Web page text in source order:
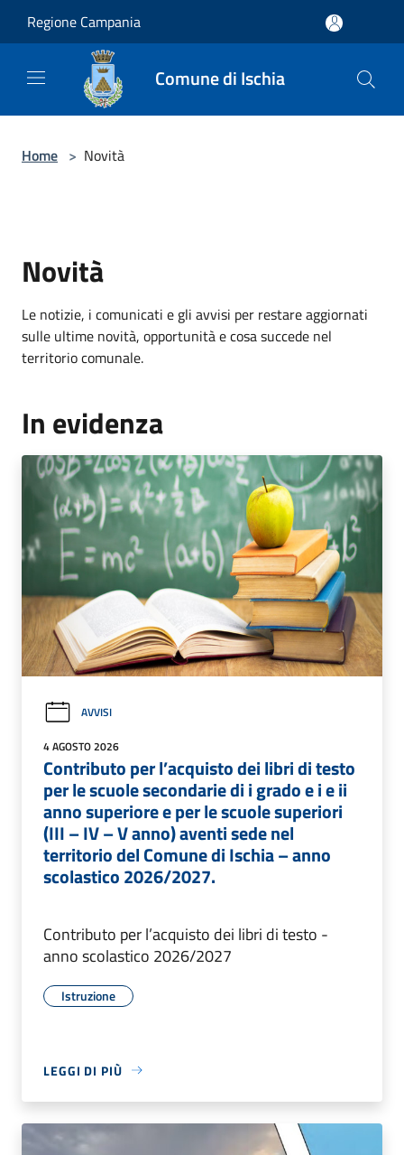
Regione Campania
Comune di Ischia
Home > Novità
Novità
Le notizie, i comunicati e gli avvisi per restare aggiornati
sulle ultime novità, opportunità e cosa succede nel
territorio comunale.
In evidenza
AVVISI
4 AGOSTO 2026
Contributo per l’acquisto dei libri di testo
per le scuole secondarie di i grado e i e ii
anno superiore e per le scuole superiori
(III – IV – V anno) aventi sede nel
territorio del Comune di Ischia – anno
scolastico 2026/2027.
Contributo per l’acquisto dei libri di testo -
anno scolastico 2026/2027
Istruzione
LEGGI DI PIÙ